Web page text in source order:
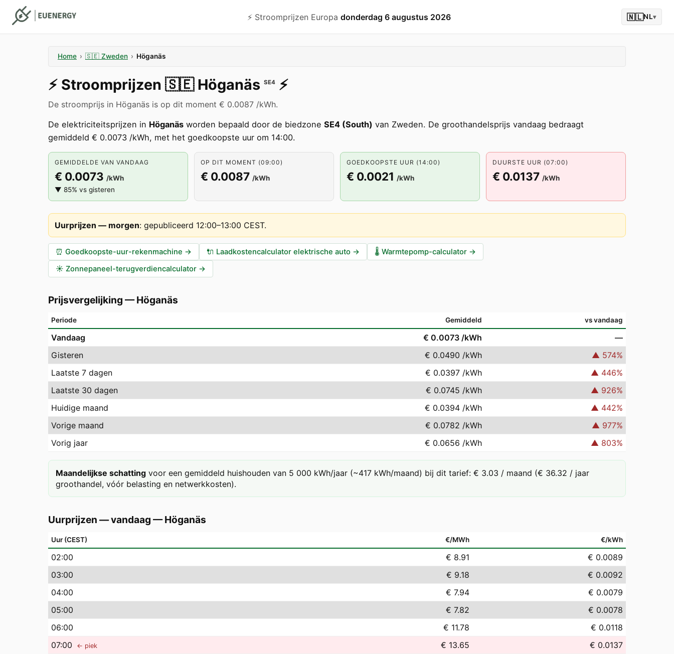
⚡️ Stroomprijzen Europa donderdag 6 augustus 2026 🇳🇱NL▾
Home › 🇸🇪 Zweden › Höganäs
⚡️ Stroomprijzen 🇸🇪 Höganäs SE4 ⚡️
De stroomprijs in Höganäs is op dit moment € 0.0087 /kWh.
De elektriciteitsprijzen in Höganäs worden bepaald door de biedzone SE4 (South) van Zweden. De groothandelsprijs vandaag bedraagt
gemiddeld € 0.0073 /kWh, met het goedkoopste uur om 14:00.
GEMIDDELDE VAN VANDAAG
€ 0.0073 /kWh
▼ 85% vs gisteren
OP DIT MOMENT (09:00)
€ 0.0087 /kWh
GOEDKOOPSTE UUR (14:00)
€ 0.0021 /kWh
DUURSTE UUR (07:00)
€ 0.0137 /kWh
Uurprijzen — morgen: gepubliceerd 12:00–13:00 CEST.
⏰ Goedkoopste-uur-rekenmachine → 🔌 Laadkostencalculator elektrische auto → 🌡️ Warmtepomp-calculator →
☀️ Zonnepaneel-terugverdiencalculator →
Prijsvergelijking —Höganäs
Periode Gemiddeld vs vandaag
Vandaag € 0.0073 /kWh
—
Gisteren
€ 0.0490 /kWh ▲ 574%
Laatste 7 dagen
€ 0.0397 /kWh ▲ 446%
Laatste 30 dagen
€ 0.0745 /kWh ▲ 926%
Huidige maand
€ 0.0394 /kWh ▲ 442%
Vorige maand
€ 0.0782 /kWh ▲ 977%
Vorig jaar
€ 0.0656 /kWh ▲ 803%
Maandelijkse schatting voor een gemiddeld huishouden van 5 000 kWh/jaar (~417 kWh/maand) bij dit tarief: € 3.03 / maand (€ 36.32 / jaar
groothandel, vóór belasting en netwerkkosten).
Uurprijzen — vandaag —Höganäs
Uur (CEST) €/MWh €/kWh
02:00 € 8.91
€ 0.0089
03:00 € 9.18
€ 0.0092
04:00 € 7.94
€ 0.0079
05:00 € 7.82
€ 0.0078
06:00 € 11.78
€ 0.0118
07:00 ← piek € 13.65
€ 0.0137